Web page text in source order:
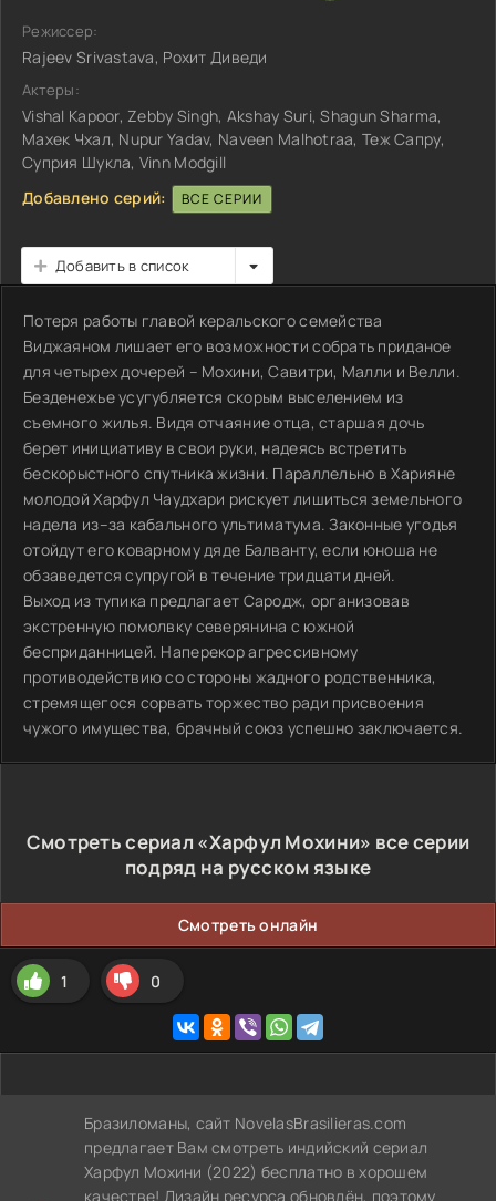
Режиссер:
Rajeev Srivastava, Рохит Диведи
Актеры:
Vishal Kapoor, Zebby Singh, Akshay Suri, Shagun Sharma,
Махек Чхал, Nupur Yadav, Naveen Malhotraa, Теж Сапру,
Суприя Шукла, Vinn Modgill
Добавлено серий:
ВСЕ СЕРИИ
Добавить в список
Потеря работы главой керальского семейства
Виджаяном лишает его возможности собрать приданое
для четырех дочерей – Мохини, Савитри, Малли и Велли.
Безденежье усугубляется скорым выселением из
съемного жилья. Видя отчаяние отца, старшая дочь
берет инициативу в свои руки, надеясь встретить
бескорыстного спутника жизни. Параллельно в Харияне
молодой Харфул Чаудхари рискует лишиться земельного
надела из–за кабального ультиматума. Законные угодья
отойдут его коварному дяде Балванту, если юноша не
обзаведется супругой в течение тридцати дней.
Выход из тупика предлагает Сародж, организовав
экстренную помолвку северянина с южной
бесприданницей. Наперекор агрессивному
противодействию со стороны жадного родственника,
стремящегося сорвать торжество ради присвоения
чужого имущества, брачный союз успешно заключается.
Смотреть сериал «Харфул Мохини» все серии
подряд на русском языке
Смотреть онлайн
1 0
Бразиломаны, сайт NovelasBrasilieras.com
предлагает Вам смотреть индийский сериал
Харфул Мохини (2022) бесплатно в хорошем
качестве! Дизайн ресурса обновлён, поэтому